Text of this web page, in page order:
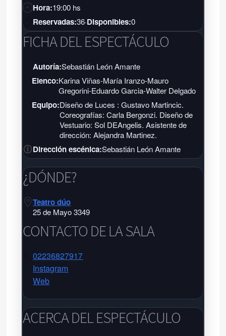
Hora:19:00 hs
Reservadas:36·Disponibles:0
FICHA DEL ESPECTÁCULO
Autoría:Sebastián León Amante
Elenco:Karina Viñas-María Iranzo-Mauro
Gregorini-Eduardo Garcia-Walter Delgado
Equipo:Diseño de Luces : Gustavo Martincic.
Coreografías: Carla Bergonzi. Diseño de
Vestuario: Sol DEAngelis. Asistente de
dirección: Alejandra Martinez.
Dirección escénica:Sebastián León Amante
¿DÓNDE?
Teatro dúo
25 de Mayo 3349
CONTACTO DE LA SALA
02236827917
Instagram
Web
25 de Mayo 3349 - Tel:02236827917
-
ACERCA DEL ESPECTÁCULO